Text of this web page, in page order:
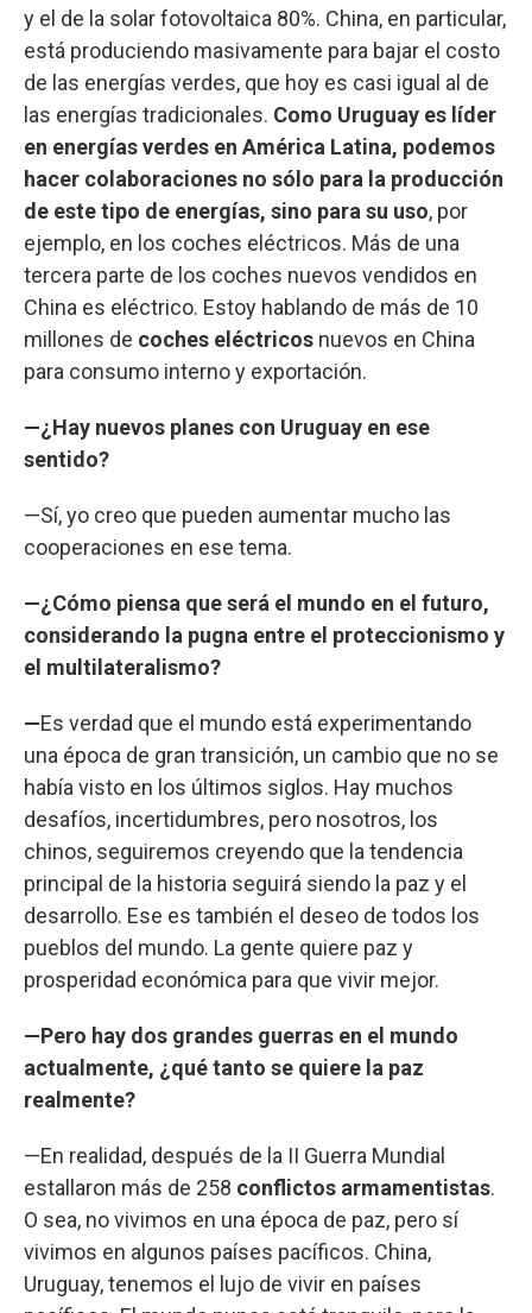
y el de la solar fotovoltaica 80%. China, en particular,
está produciendo masivamente para bajar el costo
de las energías verdes, que hoy es casi igual al de
las energías tradicionales. Como Uruguay es líder
en energías verdes en América Latina, podemos
hacer colaboraciones no sólo para la producción
de este tipo de energías, sino para su uso, por
ejemplo, en los coches eléctricos. Más de una
tercera parte de los coches nuevos vendidos en
China es eléctrico. Estoy hablando de más de 10
millones de coches eléctricos nuevos en China
para consumo interno y exportación.
—¿Hay nuevos planes con Uruguay en ese
sentido?
—Sí, yo creo que pueden aumentar mucho las
cooperaciones en ese tema.
—¿Cómo piensa que será el mundo en el futuro,
considerando la pugna entre el proteccionismo y
el multilateralismo?
—Es verdad que el mundo está experimentando
una época de gran transición, un cambio que no se
había visto en los últimos siglos. Hay muchos
desafíos, incertidumbres, pero nosotros, los
chinos, seguiremos creyendo que la tendencia
principal de la historia seguirá siendo la paz y el
desarrollo. Ese es también el deseo de todos los
pueblos del mundo. La gente quiere paz y
prosperidad económica para que vivir mejor.
—Pero hay dos grandes guerras en el mundo
actualmente, ¿qué tanto se quiere la paz
realmente?
—En realidad, después de la II Guerra Mundial
estallaron más de 258 conflictos armamentistas.
O sea, no vivimos en una época de paz, pero sí
vivimos en algunos países pacíficos. China,
Uruguay, tenemos el lujo de vivir en países